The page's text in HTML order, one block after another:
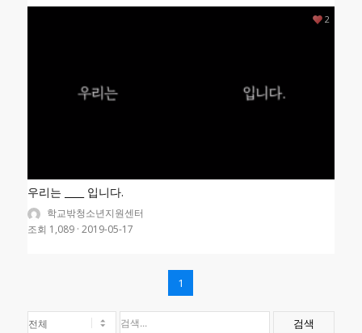
우리는 ____ 입니다.
학교밖청소년지원센터
조회 1,089 · 2019-05-17
2
1
검색